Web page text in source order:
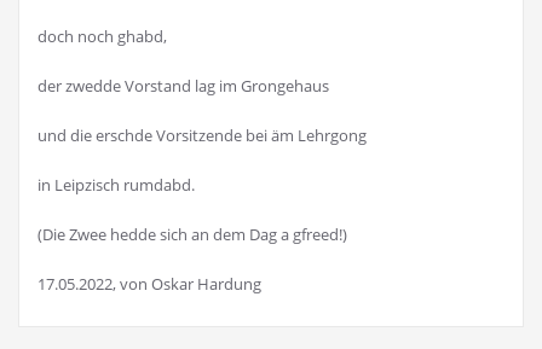
doch noch ghabd,
der zwedde Vorstand lag im Grongehaus
und die erschde Vorsitzende bei äm Lehrgong
in Leipzisch rumdabd.
(Die Zwee hedde sich an dem Dag a gfreed!)
17.05.2022, von Oskar Hardung